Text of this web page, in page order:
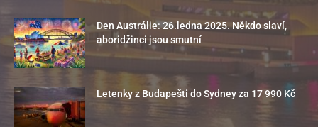
Den Austrálie: 26.ledna 2025. Někdo slaví,
aboridžinci jsou smutní
Letenky z Budapešti do Sydney za 17 990 Kč